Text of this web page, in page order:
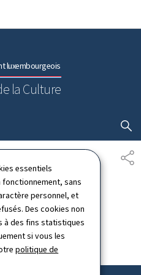
essentiels
sans
personnel, et
Des cookies non
à des fins statistiques
si vous les
politique de
principal
luxembourgeois
la Culture